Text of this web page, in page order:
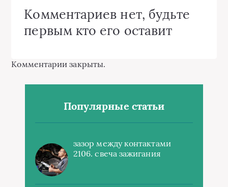
Комментариев нет, будьте
первым кто его оставит
Комментарии закрыты.
Популярные статьи
зазор между контактами
2106. свеча зажигания